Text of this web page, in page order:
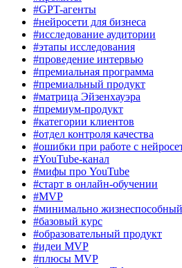
#GPT-агенты
#нейросети для бизнеса
#исследование аудитории
#этапы исследования
#проведение интервью
#премиальная программа
#премиальный продукт
#матрица Эйзенхауэра
#премиум-продукт
#категории клиентов
#отдел контроля качества
#ошибки при работе с
#YouTube-канал
#мифы про YouTube
#старт в онлайн-обучении
#MVP
#минимально
#базовый курс
#образовательный продукт
#идеи MVP
#плюсы MVP